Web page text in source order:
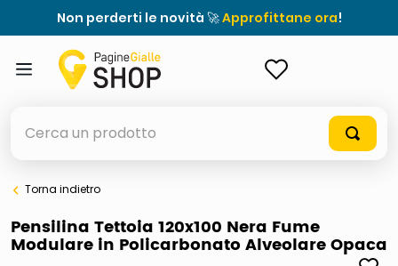
Non perderti le novità 🚀Approfittane ora!
elenchi telefonici
meme
Torna indietro
Pensilina Tettoia 120x100 Nera Fume
Modulare in Policarbonato Alveolare Opaca